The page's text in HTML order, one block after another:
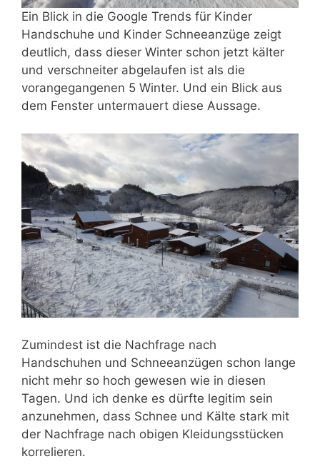
Ein Blick in die Google Trends für Kinder
Handschuhe und Kinder Schneeanzüge zeigt
deutlich, dass dieser Winter schon jetzt kälter
und verschneiter abgelaufen ist als die
vorangegangenen 5 Winter. Und ein Blick aus
dem Fenster untermauert diese Aussage.
Zumindest ist die Nachfrage nach
Handschuhen und Schneeanzügen schon lange
nicht mehr so hoch gewesen wie in diesen
Tagen. Und ich denke es dürfte legitim sein
anzunehmen, dass Schnee und Kälte stark mit
der Nachfrage nach obigen Kleidungsstücken
korrelieren.